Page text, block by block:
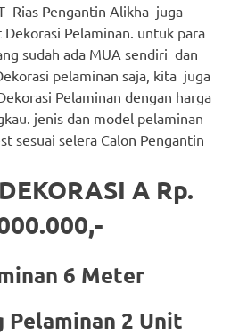
Rias Pengantin Alikha juga
Pelaminan. untuk para
sudah ada MUA sendiri dan
pelaminan saja, kita juga
Pelaminan dengan harga
jenis dan model pelaminan
sesuai selera Calon Pengantin
A Rp.
6 Meter
Pelaminan 2 Unit